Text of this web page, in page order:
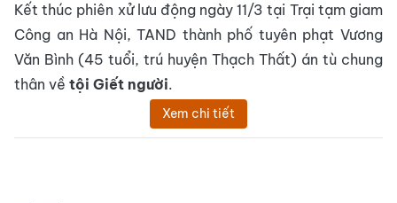
Kết thúc phiên xử lưu động ngày 11/3 tại Trại tạm giam
Công an Hà Nội, TAND thành phố tuyên phạt Vương
Văn Bình (45 tuổi, trú huyện Thạch Thất) án tù chung
thân về tội Giết người.
Xem chi tiết